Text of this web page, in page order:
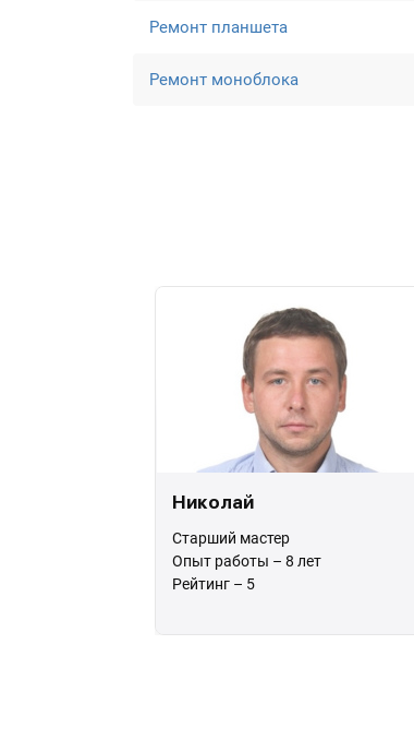
Ремонт планшета
Ремонт моноблока
Николай
Старший мастер
Опыт работы – 8 лет
Рейтинг – 5